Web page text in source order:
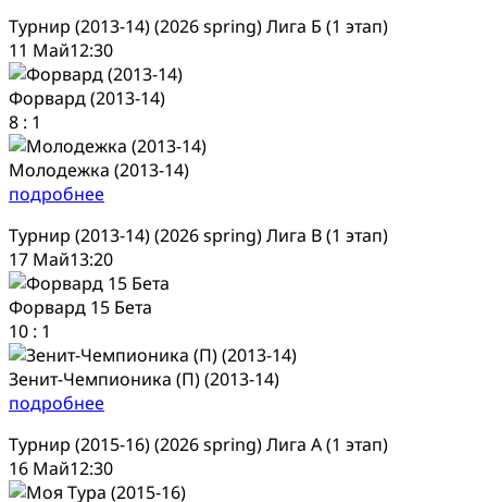
Турнир (2013-14) (2026 spring) Лига Б (1 этап)
11 Май12:30
Форвард (2013-14)
8 : 1
Молодежка (2013-14)
подробнее
Турнир (2013-14) (2026 spring) Лига В (1 этап)
17 Май13:20
Форвард 15 Бета
10 : 1
Зенит-Чемпионика (П) (2013-14)
подробнее
Турнир (2015-16) (2026 spring) Лига А (1 этап)
16 Май12:30